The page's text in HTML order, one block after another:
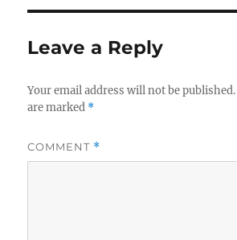
Leave a Reply
Your email address will not be published.
are marked *
COMMENT *